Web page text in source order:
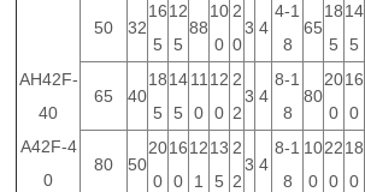
AH42F-
40
A42F-4
0
50 32
16
5
12
5
88
10
0
2
0
3 4
4-1
8
65
18
5
14
5
65 40
18
5
14
5
11
0
12
0
2
2
3 4
8-1
8
80
20
0
16
0
80 50
20
0
16
0
12
1
13
5
2
2
3 4
8-1
8
10
0
22
0
18
0